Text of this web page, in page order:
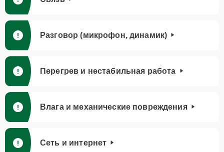
Разговор (микрофон, динамик)
Перегрев и нестабильная работа
Влага и механические повреждения
Сеть и интернет